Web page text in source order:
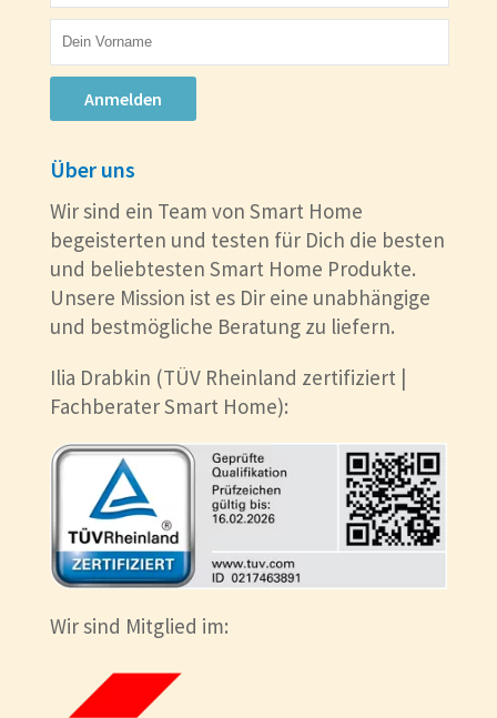
Anmelden
Über uns
Wir sind ein Team von Smart Home
begeisterten und testen für Dich die besten
und beliebtesten Smart Home Produkte.
Unsere Mission ist es Dir eine unabhängige
und bestmögliche Beratung zu liefern.
Ilia Drabkin (TÜV Rheinland zertifiziert |
Fachberater Smart Home):
Wir sind Mitglied im: